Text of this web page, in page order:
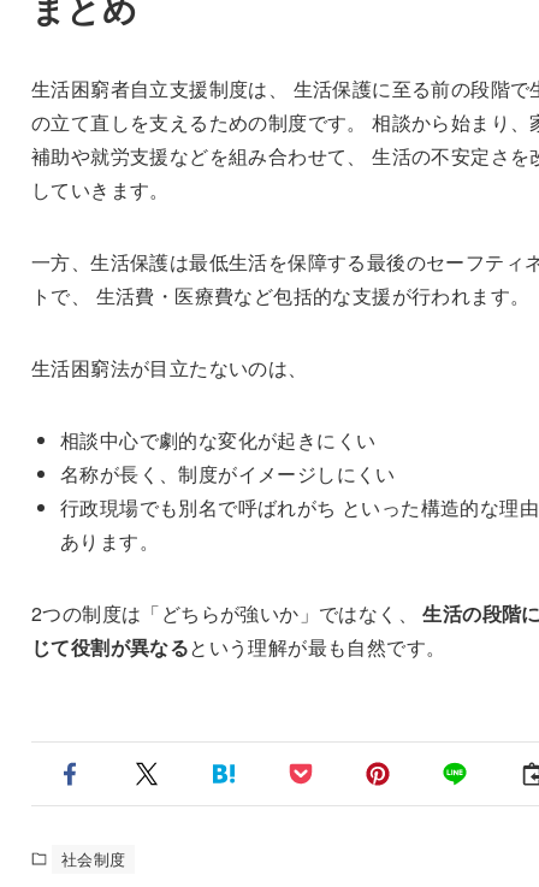
生活困窮者自立支援制度は、 生活保護に至る前の段階で
の立て直しを支えるための制度です。 相談から始まり、
補助や就労支援などを組み合わせて、 生活の不安定さを
していきます。
一方、生活保護は最低生活を保障する最後のセーフティ
トで、 生活費・医療費など包括的な支援が行われます。
生活困窮法が目立たないのは、
相談中心で劇的な変化が起きにくい
名称が長く、制度がイメージしにくい
行政現場でも別名で呼ばれがち といった構造的な理
あります。
2つの制度は「どちらが強いか」ではなく、生活の段階
じて役割が異なるという理解が最も自然です。
社会制度